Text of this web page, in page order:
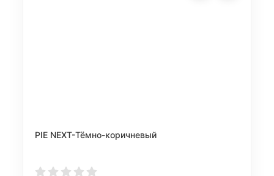
PIE NEXT-Тёмно-коричневый